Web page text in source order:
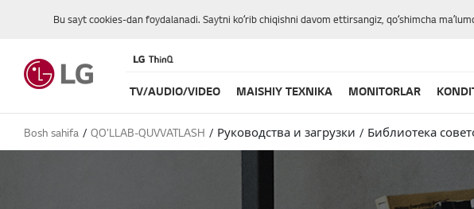
Bu sayt cookies-dan foydalanadi. Saytni koʻrib chiqishni davom ettirsangiz, qoʻshimcha
TV/AUDIO/VIDEO MAISHIY TEXNIKA MONITORLAR
Bosh sahifa QO'LLAB-QUVVATLASH Руководства и загрузки Библиотека